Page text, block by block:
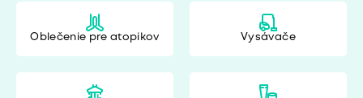
Oblečenie pre atopikov Vysávače